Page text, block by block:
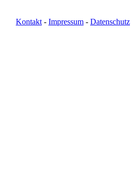
Kontakt- Impressum - Datenschutz